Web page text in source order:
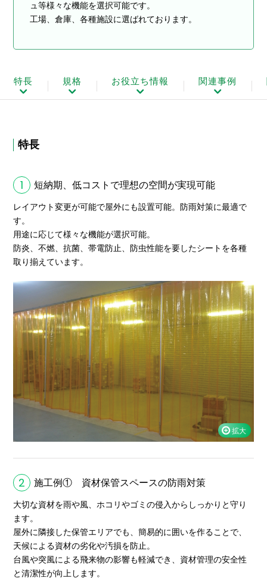
ュ等様々な機能を選択可能です。
工場、倉庫、各種施設に選ばれております。
特長 規格 お役立ち情報 関連事例
特長
1 短納期、低コストで理想の空間が実現可能
レイアウト変更が可能で屋外にも設置可能。防雨対策に最適で
す。
用途に応じて様々な機能が選択可能。
防炎、不燃、抗菌、帯電防止、防虫性能を要したシートを各種
取り揃えています。
2 施工例① 資材保管スペースの防雨対策
大切な資材を雨や風、ホコリやゴミの侵入からしっかりと守り
ます。
屋外に隣接した保管エリアでも、簡易的に囲いを作ることで、
天候による資材の劣化や汚損を防止。
台風や突風による飛来物の影響も軽減でき、資材管理の安全性
と清潔性が向上します。